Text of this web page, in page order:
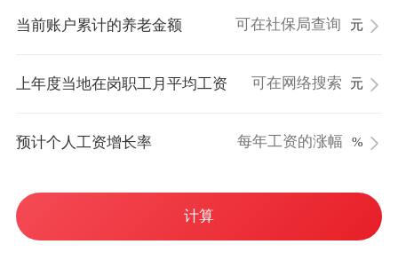
当前账户累计的养老金额 元
上年度当地在岗职工月平均工资 元
预计个人工资增长率 %
计算